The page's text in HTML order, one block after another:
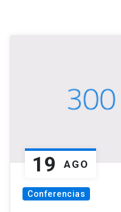
19 AGO
Conferencias